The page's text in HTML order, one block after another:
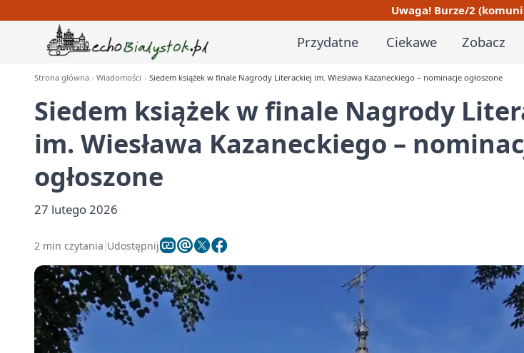
Uwaga! Burze/2
Przydatne Ciekawe Zobacz
Strona główna Wiadomości Siedem książek w finale Nagrody Literackiej im. Wiesława Kazaneckiego – nominacje ogłoszone
Siedem książek w finale Nagrody
im. Wiesława Kazaneckiego –
ogłoszone
27 lutego 2026
2 min czytania Udostępnij